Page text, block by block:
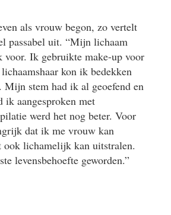
als vrouw begon, zo vertelt
passabel uit. “Mijn lichaam
Ik gebruikte make-up voor
kon ik bedekken
Mijn stem had ik al geoefend en
ik aangesproken met
werd het nog beter. Voor
dat ik me vrouw kan
ook lichamelijk kan uitstralen.
levensbehoefte geworden.”